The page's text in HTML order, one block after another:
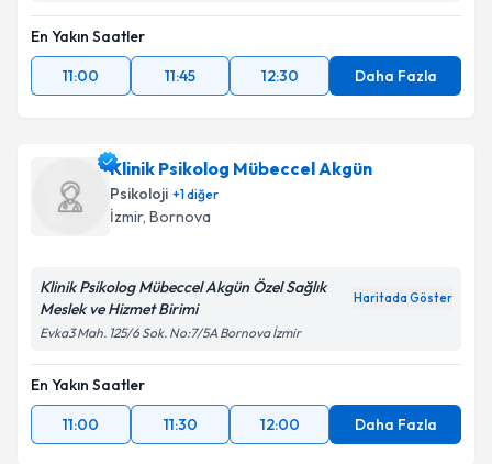
En Yakın Saatler
11:00
11:45 12:30 Daha Fazla
Klinik Psikolog Mübeccel Akgün
Psikoloji +1diğer
İzmir, Bornova
Klinik Psikolog Mübeccel Akgün Özel Sağlık
Meslek ve Hizmet Birimi
Haritada Göster
Evka3 Mah. 125/6 Sok. No:7/5A Bornova İzmir
En Yakın Saatler
11:00
11:30 12:00 Daha Fazla